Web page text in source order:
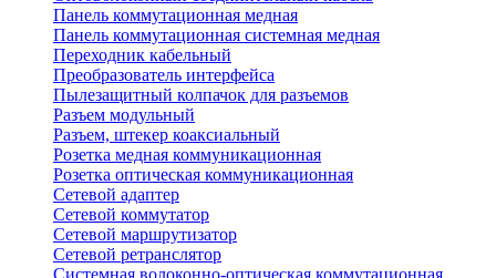
Панель коммутационная медная
Панель коммутационная системная медная
Переходник кабельный
Преобразователь интерфейса
Пылезащитный колпачок для разъемов
Разъем модульный
Разъем, штекер коаксиальный
Розетка медная коммуникационная
Розетка оптическая коммуникационная
Сетевой адаптер
Сетевой коммутатор
Сетевой маршрутизатор
Сетевой ретранслятор
Системная волоконно-оптическая коммутационная